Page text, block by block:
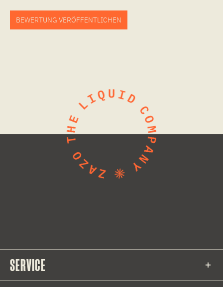
BEWERTUNG VERÖFFENTLICHEN
SERVICE